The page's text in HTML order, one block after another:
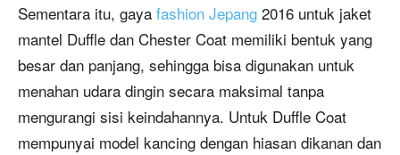
Sementara itu, gaya fashion Jepang 2016 untuk jaket
mantel Duffle dan Chester Coat memiliki bentuk yang
besar dan panjang, sehingga bisa digunakan untuk
menahan udara dingin secara maksimal tanpa
mengurangi sisi keindahannya. Untuk Duffle Coat
mempunyai model kancing dengan hiasan dikanan dan